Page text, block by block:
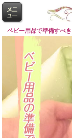
ベビー用品で準備すべ